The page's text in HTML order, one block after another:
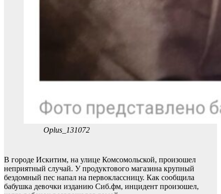
Oplus_131072
В городе Искитим, на улице Комсомольской, произошел
неприятный случай. У продуктового магазина крупный
бездомный пес напал на первоклассницу. Как сообщила
бабушка девочки изданию Сиб.фм, инцидент произошел,